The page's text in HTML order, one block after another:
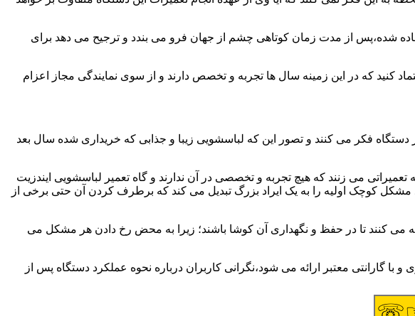
شده،پس از مدت زمان کوتاهی چشم از جهان فرو می بندد و ترجیح می دهد برای
کنید که در این زمینه سال ها تجربه و تخصص دارند و از سوی نمایندگی مجاز اعزام
فکر می کنند و تصور این که لباسشویی زیبا و جذابی که خریداری شده سال بعد
می زنند که هیچ تجربه و تخصصی در آن ندارند و گاه تعمیر لباسشویی ایندزیت
مشکل کوچک اولیه را به یک ایراد بزرگ تبدیل می کند که برطرف کردن آن حتی برخی از
می کنند تا در حفظ و نگهداری آن کوشا باشند؛ زیرا به محض رخ دادن هر مشکل می
با گارانتی معتبر ارائه می شود،نگرانی کاربران درباره نحوه عملکرد دستگاه پس از